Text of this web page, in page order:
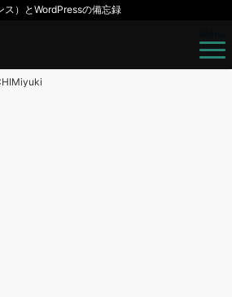
ス）とWordPressの備忘録